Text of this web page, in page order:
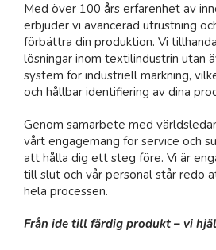
Med över 100 års erfarenhet av
erbjuder vi avancerad utrustning
förbättra din produktion. Vi
lösningar inom textilindustrin utan
system för industriell märkning,
och hållbar identifiering av dina
Genom samarbete med
vårt engagemang för service och
att hålla dig ett steg före. Vi är
till slut och vår personal står redo
hela processen.
Från ide till färdig produkt – vi